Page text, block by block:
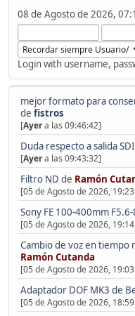
08 de Agosto de 2026,
Login with username,
mejor formato para
de fistros
[Ayera las 09:46:42]
Duda respecto a salida
[Ayera las 09:43:32]
Filtro ND de Ramón
[05 de Agosto de 2026,
Sony FE 100-400mm F5.6-
[05 de Agosto de 2026,
Cambio de voz en tiempo
Ramón Cutanda
[05 de Agosto de 2026,
Adaptador DOF MK3 de
[05 de Agosto de 2026,